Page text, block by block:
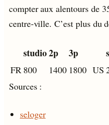
compter aux alentours de
centre-ville. C’est plus du
studio2p 3p
FR 800 1400 1800 US
Sources :
seloger